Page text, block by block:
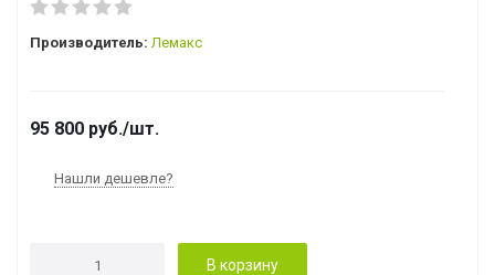
Производитель: Лемакс
95 800 руб./шт.
Нашли дешевле?
В корзину